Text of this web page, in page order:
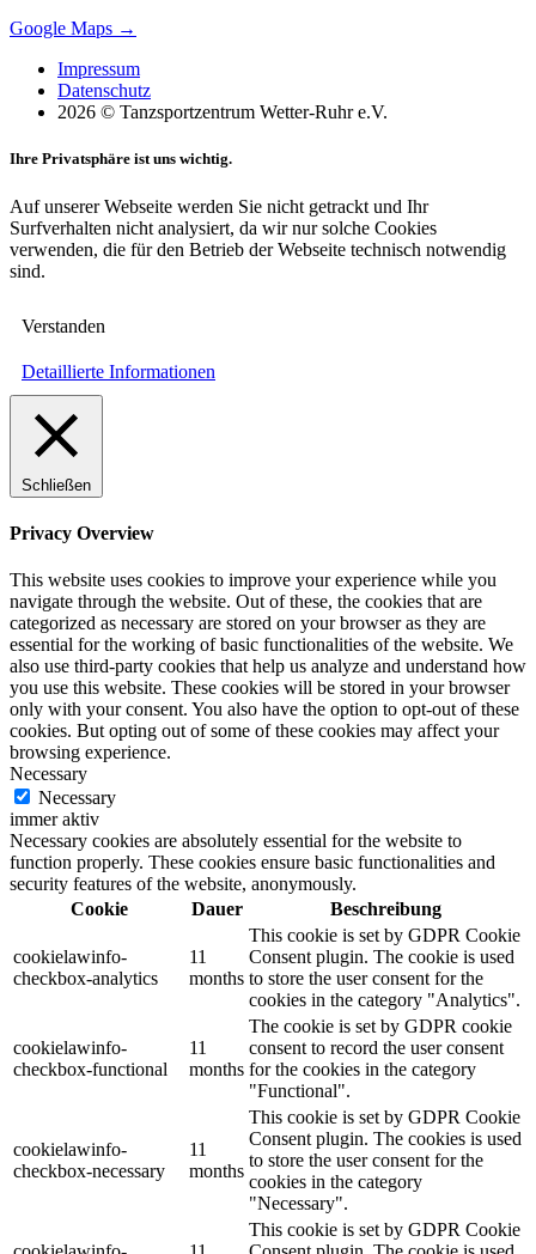
Google Maps →
Impressum
Datenschutz
2026 © Tanzsportzentrum Wetter-Ruhr e.V.
Ihre Privatsphäre ist uns wichtig.
Auf unserer Webseite werden Sie nicht getrackt und Ihr
Surfverhalten nicht analysiert, da wir nur solche Cookies
verwenden, die für den Betrieb der Webseite technisch notwendig
sind.
Verstanden
Detaillierte Informationen
Schließen
Privacy Overview
This website uses cookies to improve your experience while you
navigate through the website. Out of these, the cookies that are
categorized as necessary are stored on your browser as they are
essential for the working of basic functionalities of the website. We
also use third-party cookies that help us analyze and understand how
you use this website. These cookies will be stored in your browser
only with your consent. You also have the option to opt-out of these
cookies. But opting out of some of these cookies may affect your
browsing experience.
Necessary
Necessary
immer aktiv
Necessary cookies are absolutely essential for the website to
function properly. These cookies ensure basic functionalities and
security features of the website, anonymously.
Cookie
Dauer Beschreibung
cookielawinfo-
checkbox-analytics
11
months
This cookie is set by GDPR Cookie
Consent plugin. The cookie is used
to store the user consent for the
cookies in the category "Analytics".
cookielawinfo-
checkbox-functional
11
months
The cookie is set by GDPR cookie
consent to record the user consent
for the cookies in the category
"Functional".
cookielawinfo-
checkbox-necessary
11
months
This cookie is set by GDPR Cookie
Consent plugin. The cookies is used
to store the user consent for the
cookies in the category
"Necessary".
This cookie is set by GDPR Cookie